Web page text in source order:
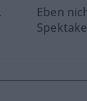
Eben